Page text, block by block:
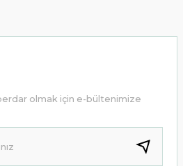
veya görüntülenemiyor.
bulunuyor.
daha pahalı.
olmalı.
olmak için e-bültenimize